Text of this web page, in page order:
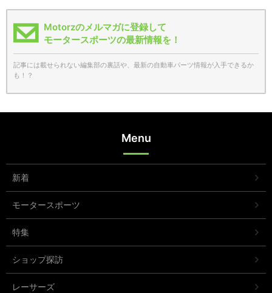
Motorzのメルマガに登録して
モータースポーツの最新情報を！
記事には載せられない編集部の裏話や、最新の自動車パーツ情報が入手できるか
も！？
Menu
新着
モータースポーツ
特集
ショップ探訪
レーサーズ